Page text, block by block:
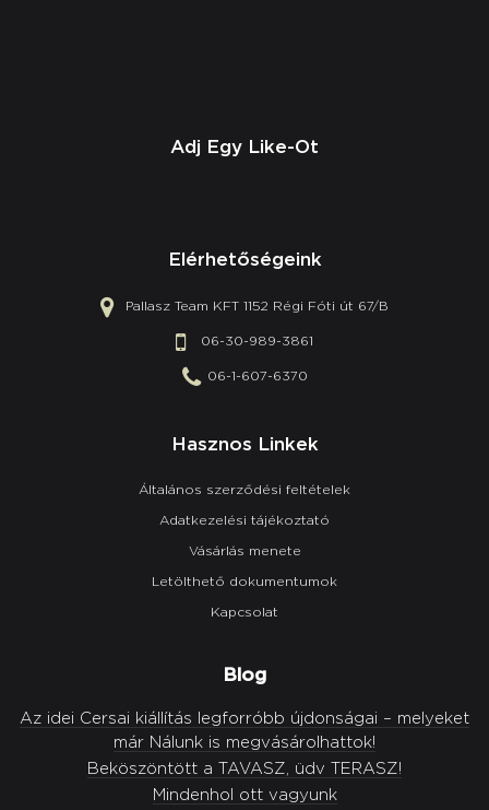
Adj Egy Like-Ot
Elérhetőségeink
Pallasz Team KFT 1152 Régi Fóti út 67/B
06-30-989-3861
06-1-607-6370
Hasznos Linkek
Általános szerződési feltételek
Adatkezelési tájékoztató
Vásárlás menete
Letölthető dokumentumok
Kapcsolat
Blog
Az idei Cersai kiállítás legforróbb újdonságai – melyeket
már Nálunk is megvásárolhattok!
Beköszöntött a TAVASZ, üdv TERASZ!
Mindenhol ott vagyunk